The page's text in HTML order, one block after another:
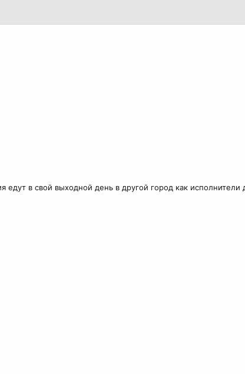
в свой выходной день в другой город как